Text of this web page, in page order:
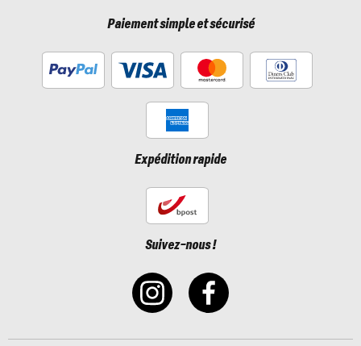
Paiement simple et sécurisé
Expédition rapide
Suivez-nous !